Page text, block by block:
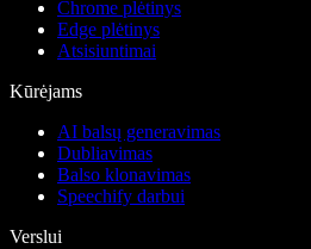
Chrome plėtinys
Edge plėtinys
Atsisiuntimai
Kūrėjams
AI balsų generavimas
Dubliavimas
Balso klonavimas
Speechify darbui
Verslui